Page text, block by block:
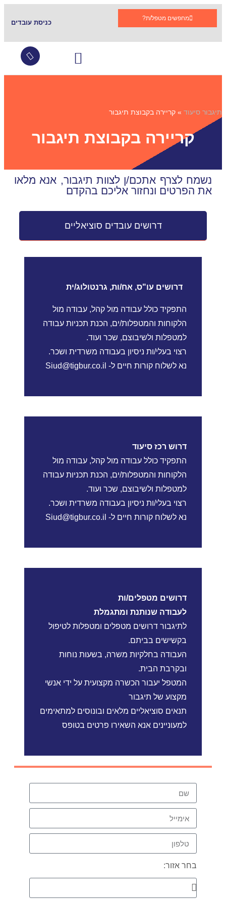
מחפשים מטפל/ת?
כניסת עובדים
תיגבור סיעוד » קריירה בקבוצת תיגבור
קריירה בקבוצת תיגבור
נשמח לצרף אתכם/ן לצוות תיגבור, אנא מלאו
את הפרטים ונחזור אליכם בהקדם
דרושים עובדים סוציאליים
דרושים עו"ס, אח/ות, גרנטולוג/ית
התפקיד כולל עבודה מול קהל, עבודה מול
הלקוחות והמטפלות/ים, הכנת תכניות עבודה
למטפלות ולשיבוצם, שכר ועוד.
רצוי בעלי/ות ניסיון בעבודה משרדית ושכר.
נא לשלוח קורות חיים ל- Siud@tigbur.co.i
דרוש רכז סיעוד
התפקיד כולל עבודה מול קהל, עבודה מול
הלקוחות והמטפלות/ים, הכנת תכניות עבודה
למטפלות ולשיבוצם, שכר ועוד.
רצוי בעלי/ות ניסיון בעבודה משרדית ושכר.
נא לשלוח קורות חיים ל- Siud@tigbur.co.il
דרושים מטפלים/ות
לעבודה שנותנת ומתגמלת
לתיגבור דרושים מטפלים ומטפלות לטיפול
בקשישים בביתם.
העבודה בחלקיות משרה, בשעות נוחות
ובקרבת הבית.
המטפל יעבור הכשרה מקצועית על ידי אנשי
מקצוע של תיגבור
תנאים סוציאליים מלאים ובונוסים למתאימים
למעוניינים אנא השאירו פרטים בטופס
בחר אזור: